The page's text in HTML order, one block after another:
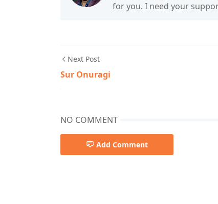
for you. I need your
Next Post
Sur Onuragi
NO COMMENT
Add Comment